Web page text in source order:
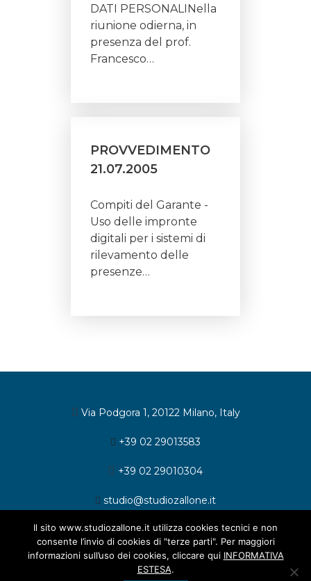
DATI PERSONALINella
riunione odierna, in
presenza del prof.
Francesco…
PROVVEDIMENTO
21.07.2005
Compiti del Garante -
Uso delle impronte
digitali per i sistemi di
rilevamento delle
presenze…
Via Podgora 1, 20122 Milano, Italy
+39 02 29013583
+39 02 29010304
studio@studiozallone.it
© 2026 Studio Legale Zallone. All rights reserved.
Il sito www.studiozallone.it utilizza cookies tecnici e non
consente l’invio di cookies di "terze parti". Per maggiori
informazioni sull’uso dei cookies, cliccare qui INFORMATIVA
ESTESA.